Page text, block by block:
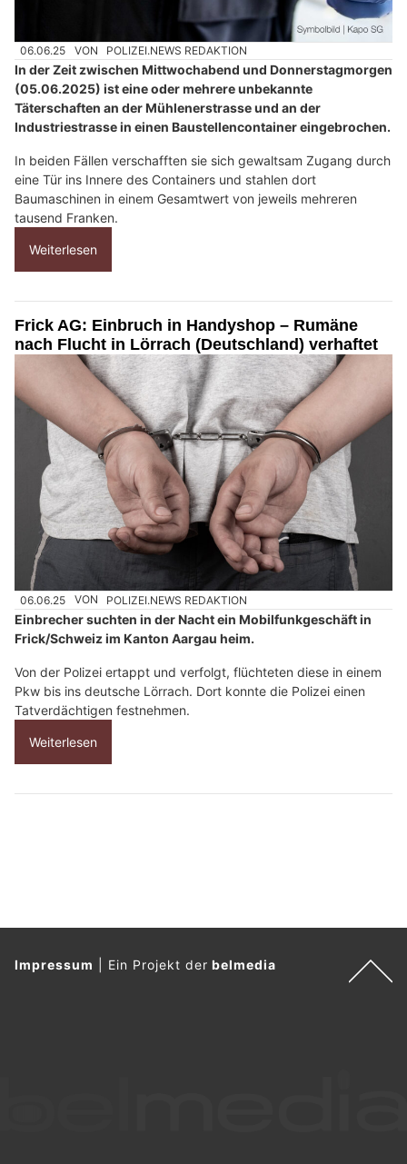
06.06.25 VON POLIZEI.NEWS REDAKTION
In der Zeit zwischen Mittwochabend und Donnerstagmorgen
(05.06.2025) ist eine oder mehrere unbekannte
Täterschaften an der Mühlenerstrasse und an der
Industriestrasse in einen Baustellencontainer eingebrochen.
In beiden Fällen verschafften sie sich gewaltsam Zugang durch
eine Tür ins Innere des Containers und stahlen dort
Baumaschinen in einem Gesamtwert von jeweils mehreren
tausend Franken.
Weiterlesen
Frick AG: Einbruch in Handyshop – Rumäne
nach Flucht in Lörrach (Deutschland) verhaftet
06.06.25 VON POLIZEI.NEWS REDAKTION
Einbrecher suchten in der Nacht ein Mobilfunkgeschäft in
Frick/Schweiz im Kanton Aargau heim.
Von der Polizei ertappt und verfolgt, flüchteten diese in einem
Pkw bis ins deutsche Lörrach. Dort konnte die Polizei einen
Tatverdächtigen festnehmen.
Weiterlesen
Impressum Ein Projekt derbelmedia